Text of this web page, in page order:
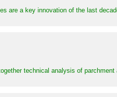
are a key innovation of the last
technical analysis of